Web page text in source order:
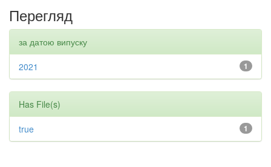
Перегляд
за датою випуску
1
2021
Has File(s)
1
true